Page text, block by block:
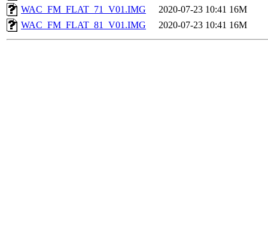
WAC_FM_FLAT_71_V01.IMG
2020-07-23 10:41 16M
WAC_FM_FLAT_81_V01.IMG
2020-07-23 10:41 16M